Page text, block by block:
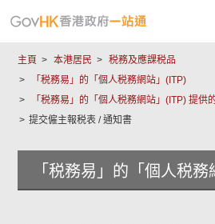
主頁 本港居民
税務及應課税品
「税務易」的「個人税務網站」(ITP)
「税務易」的「個人税務網站」(ITP) 提供
提交僱主報税表 / 通知書
「税務易」的「個人税